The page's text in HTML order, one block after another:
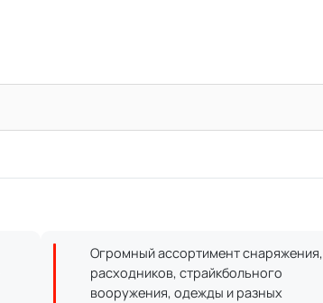
Огромный ассортимент снаряжения,
расходников, страйкбольного
вооружения, одежды и разных